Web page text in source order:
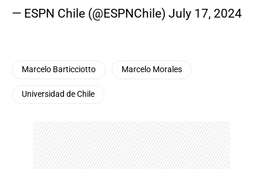
— ESPN Chile (@ESPNChile) July 17, 2024
Marcelo Barticciotto Marcelo Morales
Universidad de Chile